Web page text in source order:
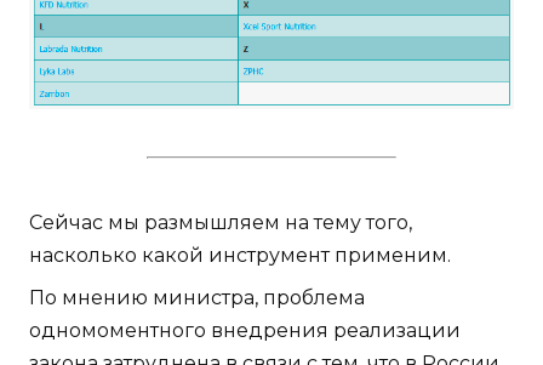
Сейчас мы размышляем на тему того,
насколько какой инструмент применим.
По мнению министра, проблема
одномоментного внедрения реализации